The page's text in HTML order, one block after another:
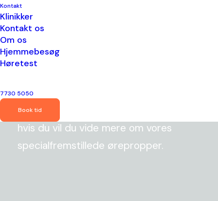
Kontakt
Klinikker
Kontakt os
Om os
Hjemmebesøg
Høretest
7730 5050
Book tid
sig i miljøer hvor støjen og lydene er
for kraftige og dermed potentielt
skadelige.
ørepropper, til mange forskellige behov.
Læs mere herunder eller kontakt os
hvis du vil du vide mere om vores
specialfremstillede ørepropper.